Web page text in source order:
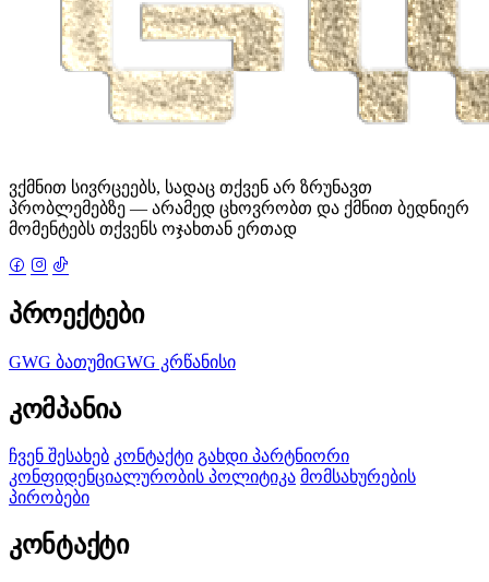
ვქმნით სივრცეებს, სადაც თქვენ არ ზრუნავთ
პრობლემებზე — არამედ ცხოვრობთ და ქმნით ბედნიერ
მომენტებს თქვენს ოჯახთან ერთად
პროექტები
GWG ბათუმიGWG კრწანისი
კომპანია
ჩვენ შესახებ კონტაქტი გახდი პარტნიორი
კონფიდენციალურობის პოლიტიკა მომსახურების
პირობები
კონტაქტი